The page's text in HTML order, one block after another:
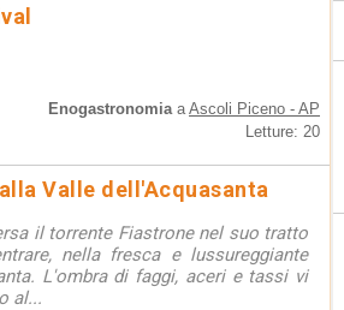
EnogastronomiaaAscoli Piceno - AP
Letture: 20
Valle dell'Acquasanta
il torrente Fiastrone nel suo tratto
nella fresca e lussureggiante
L'ombra di faggi, aceri e tassi vi
al...